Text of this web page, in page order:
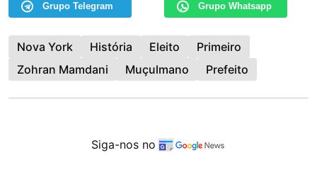
Grupo Telegram Grupo Whatsapp
Nova York História Eleito
Primeiro
Zohran Mamdani
Muçulmano Prefeito
Siga-nos no